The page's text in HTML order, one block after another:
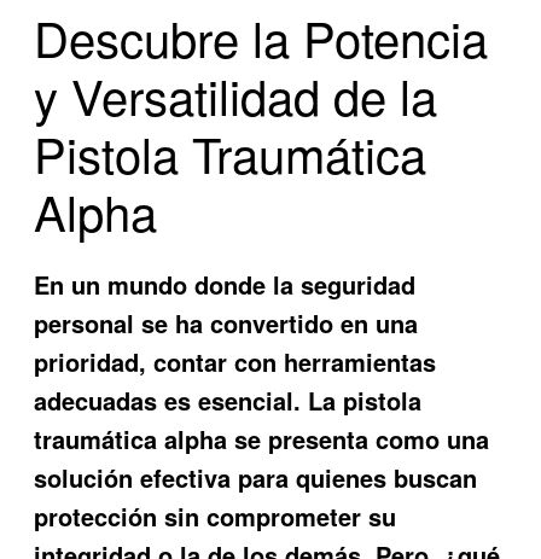
Descubre la Potencia
y Versatilidad de la
Pistola Traumática
Alpha
En un mundo donde la seguridad
personal se ha convertido en una
prioridad, contar con herramientas
adecuadas es esencial. La pistola
traumática alpha se presenta como una
solución efectiva para quienes buscan
protección sin comprometer su